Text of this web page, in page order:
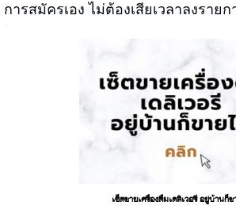
การสมัครเอง ไม่ต้องเสียเวลาลงรายก
เซ็ตขายเครื่องดื่มเดลิเวอรี อยู่บ้านก็ข